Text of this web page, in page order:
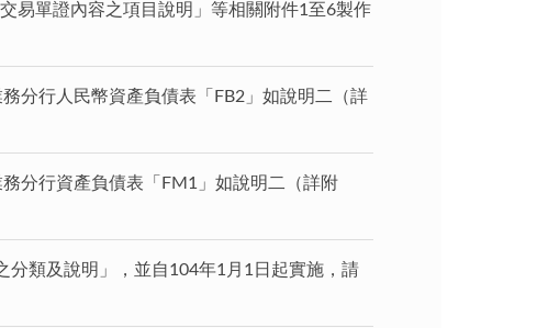
易單證內容之項目說明」等相關附件1至6製作
分行人民幣資產負債表「FB2」如說明二（詳
分行資產負債表「FM1」如說明二（詳附
類及說明」，並自104年1月1日起實施，請